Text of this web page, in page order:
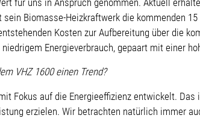
Biomasse-Heizkraftwerk die kommenden
Kosten zur Aufbereitung über die
Energieverbrauch, gepaart mit einer
VHZ 1600 einen Trend?
Fokus auf die Energieeffizienz entwickelt.
erzielen. Wir betrachten natürlich immer